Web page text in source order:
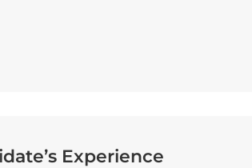
Experience